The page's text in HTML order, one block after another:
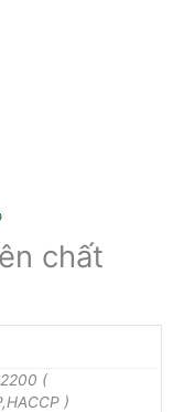
chất
(
)